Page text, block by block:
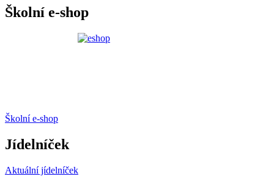
Školní e-shop
Školní e-shop
Jídelníček
Aktuální jídelníček